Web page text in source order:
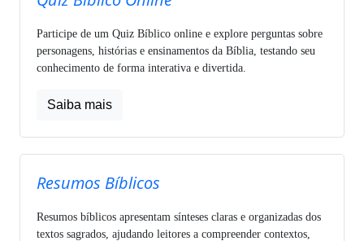
Participe de um Quiz Bíblico online e explore perguntas sobre
personagens, histórias e ensinamentos da Bíblia, testando seu
conhecimento de forma interativa e divertida.
Saiba mais
Resumos Bíblicos
Resumos bíblicos apresentam sínteses claras e organizadas dos
textos sagrados, ajudando leitores a compreender contextos,